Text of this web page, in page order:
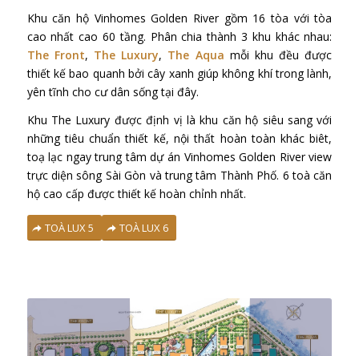
Khu căn hộ Vinhomes Golden River gồm 16 tòa với tòa
cao nhất cao 60 tầng. Phân chia thành 3 khu khác nhau:
The Front, The Luxury, The Aqua mỗi khu đều được
thiết kế bao quanh bởi cây xanh giúp không khí trong lành,
yên tĩnh cho cư dân sống tại đây.
Khu The Luxury được định vị là khu căn hộ siêu sang với
những tiêu chuẩn thiết kế, nội thất hoàn toàn khác biêt,
toạ lạc ngay trung tâm dự án Vinhomes Golden River view
trực diện sông Sài Gòn và trung tâm Thành Phố. 6 toà căn
hộ cao cấp được thiết kế hoàn chỉnh nhất.
TOÀ LUX 5 TOÀ LUX 6